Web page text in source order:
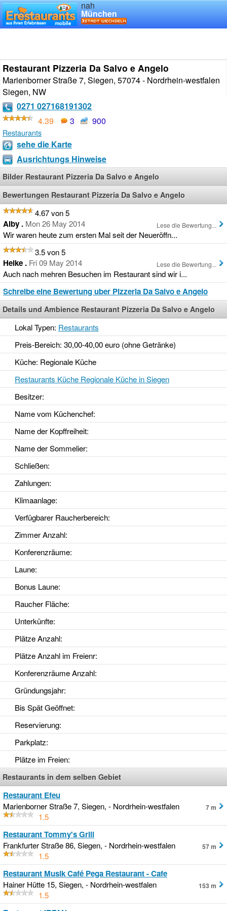
nah
München
Restaurant Pizzeria Da Salvo e Angelo
Marienborner Straße 7, Siegen, 57074 - Nordrhein-westfalen
Siegen, NW
0271 027168191302
4.39
3 900
Restaurants
sehe die Karte
Ausrichtungs Hinweise
Bilder Restaurant Pizzeria Da Salvo e Angelo
Bewertungen Restaurant Pizzeria Da Salvo e Angelo
4.67 von 5
Alby . Mon 26 May 2014
Wir waren heute zum ersten Mal seit der Neueröffn...
Lese die Bewertung...
3.5 von 5
Heike . Fri 09 May 2014
Auch nach mehren Besuchen im Restaurant sind wir i...
Lese die Bewertung...
Schreibe eine Bewertung uber Pizzeria Da Salvo e Angelo
Details und Ambience Restaurant Pizzeria Da Salvo e Angelo
Lokal Typen: Restaurants
Preis-Bereich: 30,00-40,00 euro (ohne Getränke)
Küche: Regionale Küche
Restaurants Küche Regionale Küche in Siegen
Besitzer:
Name vom Küchenchef:
Name der Kopffreiheit:
Name der Sommelier:
Schließen:
Zahlungen:
Klimaanlage:
Verfügbarer Raucherbereich:
Zimmer Anzahl:
Konferenzräume:
Laune:
Bonus Laune:
Raucher Fläche:
Unterkünfte:
Plätze Anzahl:
Plätze Anzahl im Freienr:
Konferenzräume Anzahl:
Gründungsjahr:
Bis Spät Geöffnet:
Reservierung:
Parkplatz:
Plätze im Freien:
Restaurants in dem selben Gebiet
Restaurant Efeu
Marienborner Straße 7, Siegen, - Nordrhein-westfalen
1.5
7 m
Restaurant Tommy's Grill
Frankfurter Straße 86, Siegen, - Nordrhein-westfalen
1.5
57 m
Restaurant Musik Café Pega Restaurant - Cafe
Hainer Hütte 15, Siegen, - Nordrhein-westfalen
1.5
153 m